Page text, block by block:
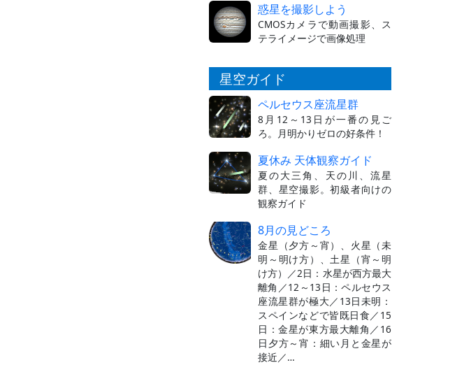
惑星を撮影しよう
CMOSカメラで動画撮影、ス
テライメージで画像処理
星空ガイド
ペルセウス座流星群
8月12～13日が一番の見ご
ろ。月明かりゼロの好条件！
夏休み 天体観察ガイド
夏の大三角、天の川、流星
群、星空撮影。初級者向けの
観察ガイド
8月の見どころ
金星（夕方～宵）、火星（未
明～明け方）、土星（宵～明
け方）／2日：水星が西方最大
離角／12～13日：ペルセウス
座流星群が極大／13日未明：
スペインなどで皆既日食／15
日：金星が東方最大離角／16
日夕方～宵：細い月と金星が
接近／…